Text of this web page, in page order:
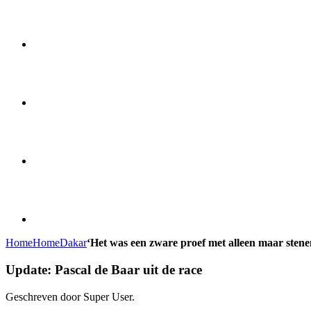
HomeHomeDakar‘Het was een zware proef met alleen maar
Update: Pascal de Baar uit de race
Geschreven door Super User.